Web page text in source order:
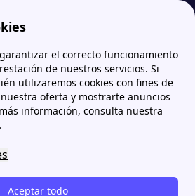
el correcto funcionamiento
de nuestros servicios. Si
utilizaremos cookies con fines de
oferta y mostrarte anuncios
información, consulta nuestra
Aceptar todo
Tarifas de luz de Plenitude: ¿Cuál contratar?
de Plenitude:
tarifas de luz para
Tendencia Luz y Tu